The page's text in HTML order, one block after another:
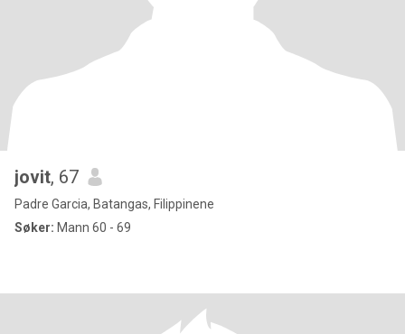
jovit, 67
Padre Garcia, Batangas, Filippinene
Søker: Mann 60 - 69